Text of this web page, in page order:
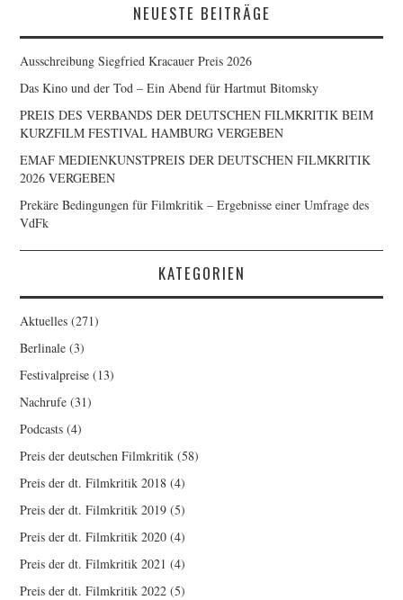
NEUESTE BEITRÄGE
Ausschreibung Siegfried Kracauer Preis 2026
Das Kino und der Tod – Ein Abend für Hartmut Bitomsky
PREIS DES VERBANDS DER DEUTSCHEN FILMKRITIK BEIM
KURZFILM FESTIVAL HAMBURG VERGEBEN
EMAF MEDIENKUNSTPREIS DER DEUTSCHEN FILMKRITIK
2026 VERGEBEN
Prekäre Bedingungen für Filmkritik – Ergebnisse einer Umfrage des
VdFk
KATEGORIEN
Aktuelles (271)
Berlinale (3)
Festivalpreise (13)
Nachrufe (31)
Podcasts (4)
Preis der deutschen Filmkritik (58)
Preis der dt. Filmkritik 2018 (4)
Preis der dt. Filmkritik 2019 (5)
Preis der dt. Filmkritik 2020 (4)
Preis der dt. Filmkritik 2021 (4)
Preis der dt. Filmkritik 2022 (5)